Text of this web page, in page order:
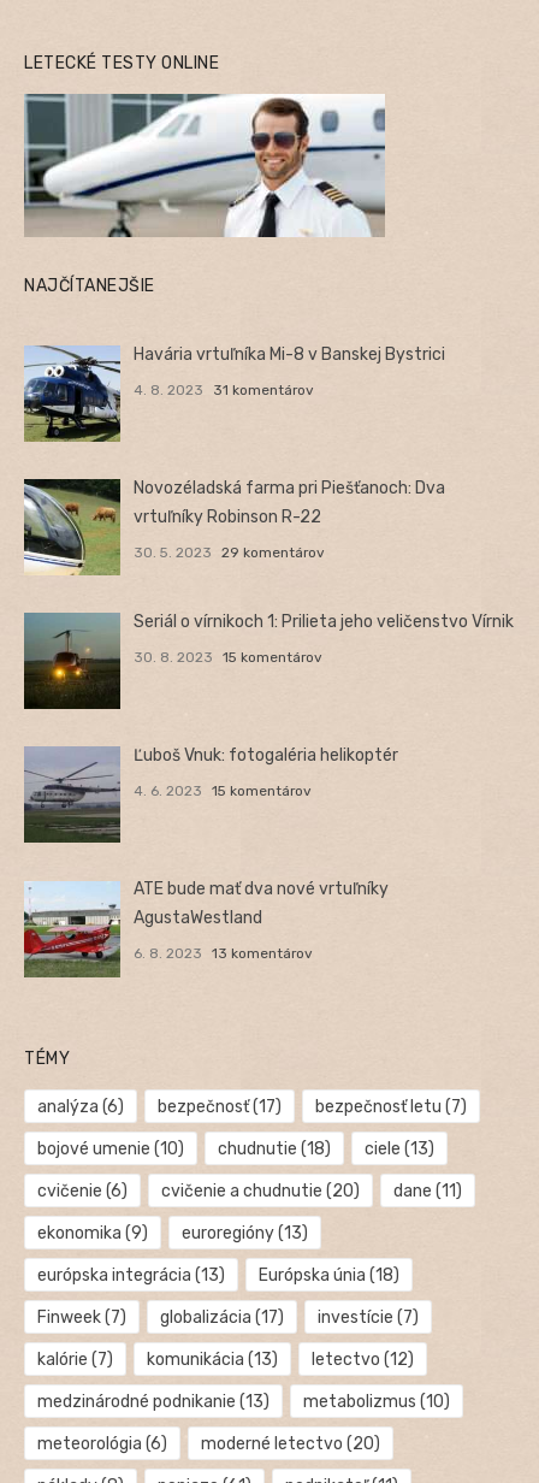
LETECKÉ TESTY ONLINE
NAJČÍTANEJŠIE
Havária vrtuľníka Mi-8 v Banskej Bystrici
4. 8. 2023 31 komentárov
Novozéladská farma pri Piešťanoch: Dva
vrtuľníky Robinson R-22
30. 5. 2023 29 komentárov
Seriál o vírnikoch 1: Prilieta jeho veličenstvo Vírnik
30. 8. 2023 15 komentárov
Ľuboš Vnuk: fotogaléria helikoptér
4. 6. 2023 15 komentárov
ATE bude mať dva nové vrtuľníky
AgustaWestland
6. 8. 2023 13 komentárov
TÉMY
analýza (6) bezpečnosť(17) bezpečnosť letu (7)
bojové umenie (10) chudnutie (18) ciele (13)
cvičenie (6) cvičenie a chudnutie (20) dane (11)
ekonomika (9) euroregióny(13)
európska integrácia (13) Európska únia (18)
Finweek(7) globalizácia (17) investície (7)
kalórie (7) komunikácia (13) letectvo (12)
medzinárodné podnikanie (13) metabolizmus (10)
meteorológia (6) moderné letectvo (20)